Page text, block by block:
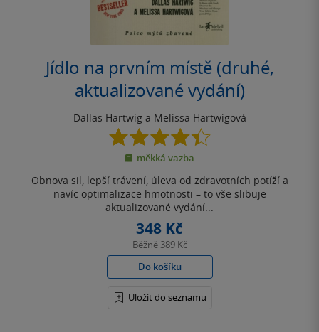
Jídlo na prvním místě (druhé,
aktualizované vydání)
Dallas Hartwig a Melissa Hartwigová
4.4
z
5
měkká vazba
Obnova sil, lepší trávení, úleva od zdravotních potíží a
navíc optimalizace hmotnosti – to vše slibuje
aktualizované vydání...
348 Kč
Běžně 389 Kč
Do košíku
Uložit do seznamu